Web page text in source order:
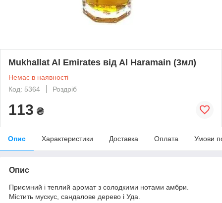
Mukhallat Al Emirates від Al Haramain (3мл)
Немає в наявності
Код: 5364
Роздріб
113 ₴
Опис Характеристики Доставка Оплата Умови
Опис
Приємний і теплий аромат з солодкими нотами амбри.
Містить мускус, сандалове дерево і Уда.